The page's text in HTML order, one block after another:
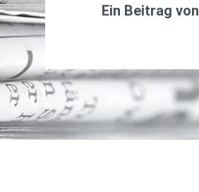
Ein Beitrag von